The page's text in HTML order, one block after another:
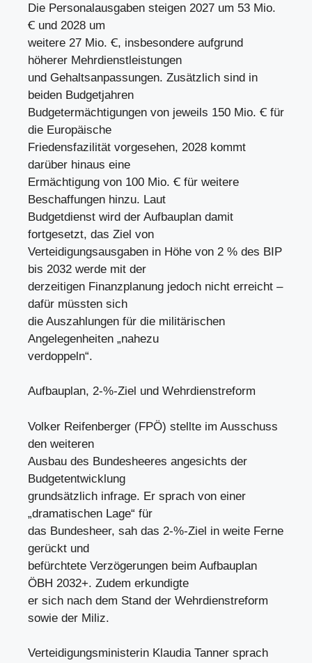
Die Personalausgaben steigen 2027 um 53 Mio.
Ꞓ und 2028 um
weitere 27 Mio. Ꞓ, insbesondere aufgrund
höherer Mehrdienstleistungen
und Gehaltsanpassungen. Zusätzlich sind in
beiden Budgetjahren
Budgetermächtigungen von jeweils 150 Mio. Ꞓ für
die Europäische
Friedensfazilität vorgesehen, 2028 kommt
darüber hinaus eine
Ermächtigung von 100 Mio. Ꞓ für weitere
Beschaffungen hinzu. Laut
Budgetdienst wird der Aufbauplan damit
fortgesetzt, das Ziel von
Verteidigungsausgaben in Höhe von 2 % des BIP
bis 2032 werde mit der
derzeitigen Finanzplanung jedoch nicht erreicht –
dafür müssten sich
die Auszahlungen für die militärischen
Angelegenheiten „nahezu
verdoppeln“.
Aufbauplan, 2-%-Ziel und Wehrdienstreform
Volker Reifenberger (FPÖ) stellte im Ausschuss
den weiteren
Ausbau des Bundesheeres angesichts der
Budgetentwicklung
grundsätzlich infrage. Er sprach von einer
„dramatischen Lage“ für
das Bundesheer, sah das 2-%-Ziel in weite Ferne
gerückt und
befürchtete Verzögerungen beim Aufbauplan
ÖBH 2032+. Zudem erkundigte
er sich nach dem Stand der Wehrdienstreform
sowie der Miliz.
Verteidigungsministerin Klaudia Tanner sprach